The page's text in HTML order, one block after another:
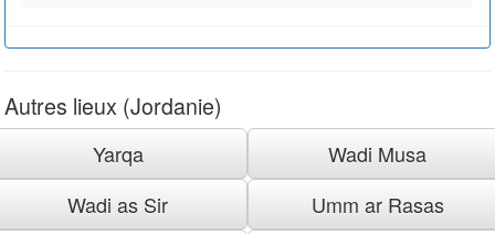
Autres lieux (Jordanie)
Yarqa
Wadi Musa
Wadi as Sir
Umm ar Rasas